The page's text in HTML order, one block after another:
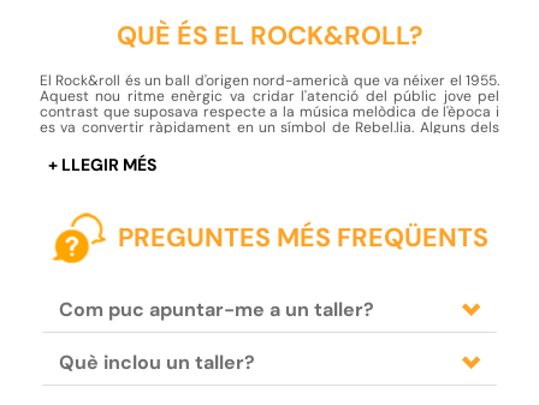
QUÈ ÉS EL ROCK&ROLL?
El Rock&roll és un ball d'origen nord-americà que va néixer el 1955.
Aquest nou ritme enèrgic va cridar l'atenció del públic jove pel
contrast que suposava respecte a la música melòdica de l'època i
es va convertir ràpidament en un símbol de Rebel.lia. Alguns dels
Haley, Jerry Lee Lewis, etc. Gaudeix al màxim amb els nostres
cursos de rock&roll a Bracelona.
PREGUNTES MÉS FREQÜENTS
Com puc apuntar-me a un taller?
Què inclou un taller?